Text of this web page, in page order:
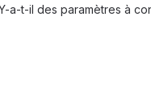
t-il des paramètres à